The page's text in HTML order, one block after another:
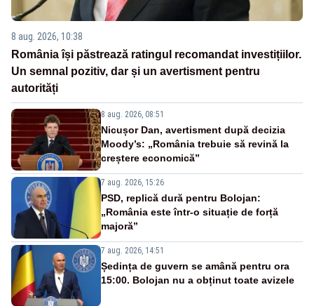
8 aug. 2026, 10:38
România își păstrează ratingul recomandat investițiilor.
Un semnal pozitiv, dar și un avertisment pentru
autorități
8 aug. 2026, 08:51
Nicușor Dan, avertisment după decizia
Moody’s: „România trebuie să revină la
creștere economică”
7 aug. 2026, 15:26
PSD, replică dură pentru Bolojan:
„România este într-o situație de forță
majoră”
7 aug. 2026, 14:51
Ședința de guvern se amână pentru ora
15:00. Bolojan nu a obținut toate avizele